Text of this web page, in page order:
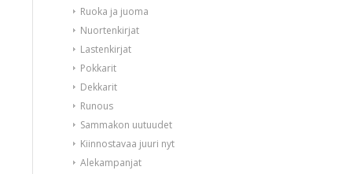
Ruoka ja juoma
Nuortenkirjat
Lastenkirjat
Pokkarit
Dekkarit
Runous
Sammakon uutuudet
Kiinnostavaa juuri nyt
Alekampanjat